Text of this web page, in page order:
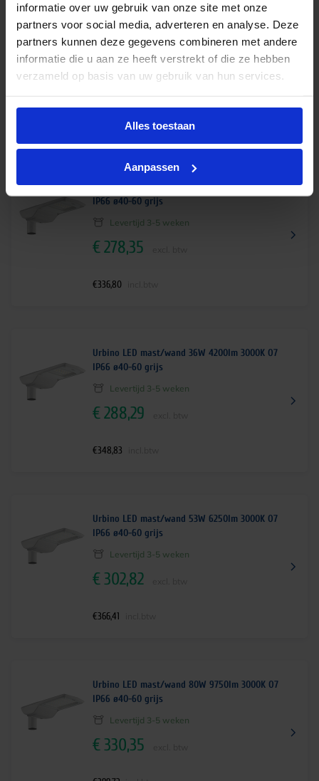
informatie over uw gebruik van onze site met onze
partners voor social media, adverteren en analyse. Deze
partners kunnen deze gegevens combineren met andere
informatie die u aan ze heeft verstrekt of die ze hebben
verzameld op basis van uw gebruik van hun services.
Alles toestaan
Aanpassen
Urbino LED mast/wand 102W 12.850lm 3000K O7
IP66 ø40-60 grijs
Levertijd 3-5 weken
€ 360,94 excl. btw
Urbino LED mast/wand 27W 3200lm 3000K O7
IP66 ø40-60 grijs
Levertijd 3-5 weken
€278,35
€336,80
Urbino LED mast/wand 36W 4200lm 3000K O7
IP66 ø40-60 grijs
Levertijd 3-5 weken
€288,29
€348,83
Urbino LED mast/wand 53W 6250lm 3000K O7
IP66 ø40-60 grijs
Levertijd 3-5 weken
€302,82
€366,41
Urbino LED mast/wand 80W 9750lm 3000K O7
IP66 ø40-60 grijs
Levertijd 3-5 weken
€330,35